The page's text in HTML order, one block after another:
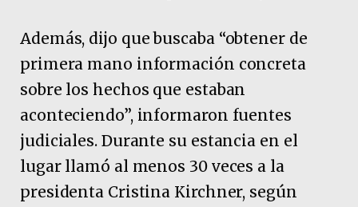
Además, dijo que buscaba “obtener de
primera mano información concreta
sobre los hechos que estaban
aconteciendo”, informaron fuentes
judiciales. Durante su estancia en el
lugar llamó al menos 30 veces a la
presidenta Cristina Kirchner, según